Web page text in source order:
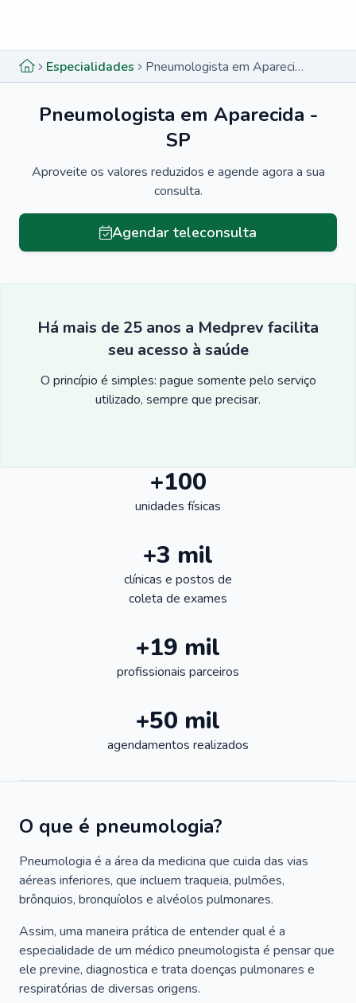
Especialidades Pneumologista em Aparecida - SP
Pneumologista em Aparecida -
SP
Aproveite os valores reduzidos e agende agora a sua
consulta.
Agendar teleconsulta
Há mais de 25 anos a Medprev facilita
seu acesso à saúde
O princípio é simples: pague somente pelo serviço
utilizado, sempre que precisar.
+100
unidades físicas
+3 mil
clínicas e postos de
coleta de exames
+19 mil
profissionais parceiros
+50 mil
agendamentos realizados
O que é pneumologia?
Pneumologia é a área da medicina que cuida das vias
aéreas inferiores, que incluem traqueia, pulmões,
brônquios, bronquíolos e alvéolos pulmonares.
Assim, uma maneira prática de entender qual é a
especialidade de um médico pneumologista é pensar que
ele previne, diagnostica e trata doenças pulmonares e
respiratórias de diversas origens.